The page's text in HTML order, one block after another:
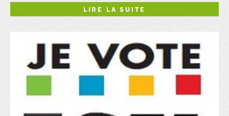
LIRE LA SUITE